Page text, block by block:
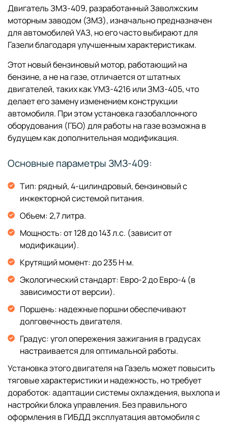
Двигатель ЗМЗ-409, разработанный Заволжским
моторным заводом (ЗМЗ), изначально предназначен
для автомобилей УАЗ, но его часто выбирают для
Газели благодаря улучшенным характеристикам.
Этот новый бензиновый мотор, работающий на
бензине, а не на газе, отличается от штатных
двигателей, таких как УМЗ-4216 или ЗМЗ-405, что
делает его замену изменением конструкции
автомобиля. При этом установка газобаллонного
оборудования (ГБО) для работы на газе возможна в
будущем как дополнительная модификация.
Основные параметры ЗМЗ-409:
Тип: рядный, 4-цилиндровый, бензиновый с
инжекторной системой питания.
Объем: 2,7 литра.
Мощность: от 128 до 143 л.с. (зависит от
модификации).
Крутящий момент: до 235 Н·м.
Экологический стандарт: Евро-2 до Евро-4 (в
зависимости от версии).
Поршень: надежные поршни обеспечивают
долговечность двигателя.
Градус: угол опережения зажигания в градусах
настраивается для оптимальной работы.
Установка этого двигателя на Газель может повысить
тяговые характеристики и надежность, но требует
доработок: адаптации системы охлаждения, выхлопа и
настройки блока управления. Без правильного
оформления в ГИБДД эксплуатация автомобиля с